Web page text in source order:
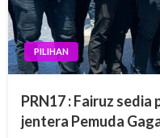
PILIHAN
PRN17 : Fairuz
jentera Pemuda